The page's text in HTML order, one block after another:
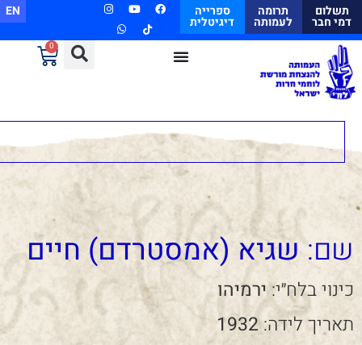
תשלום
דמי חבר
תרומה
לעמותה
ספרייה
דיגיטלית
EN
0
שם:שגיא (אמסטרדם) חיים
כינוי בלח״י:ירמיהו
תאריך לידה:1932